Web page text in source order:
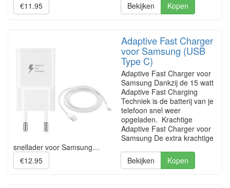
€11.95
Bekijken Kopen
Adaptive Fast Charger
voor Samsung (USB
Type C)
Adaptive Fast Charger voor
Samsung Dankzij de 15 watt
Adaptive Fast Charging
Techniek is de batterij van je
telefoon snel weer
opgeladen. Krachtige
Adaptive Fast Charger voor
Samsung De extra krachtige
snellader voor Samsung…
€12.95
Bekijken Kopen